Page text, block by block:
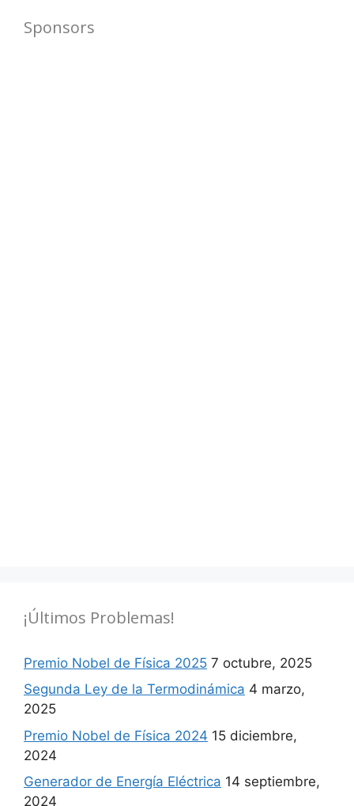
Sponsors
¡Últimos Problemas!
Premio Nobel de Física 2025 7 octubre, 2025
Segunda Ley de la Termodinámica 4 marzo,
2025
Premio Nobel de Física 2024 15 diciembre,
2024
Generador de Energía Eléctrica 14 septiembre,
2024